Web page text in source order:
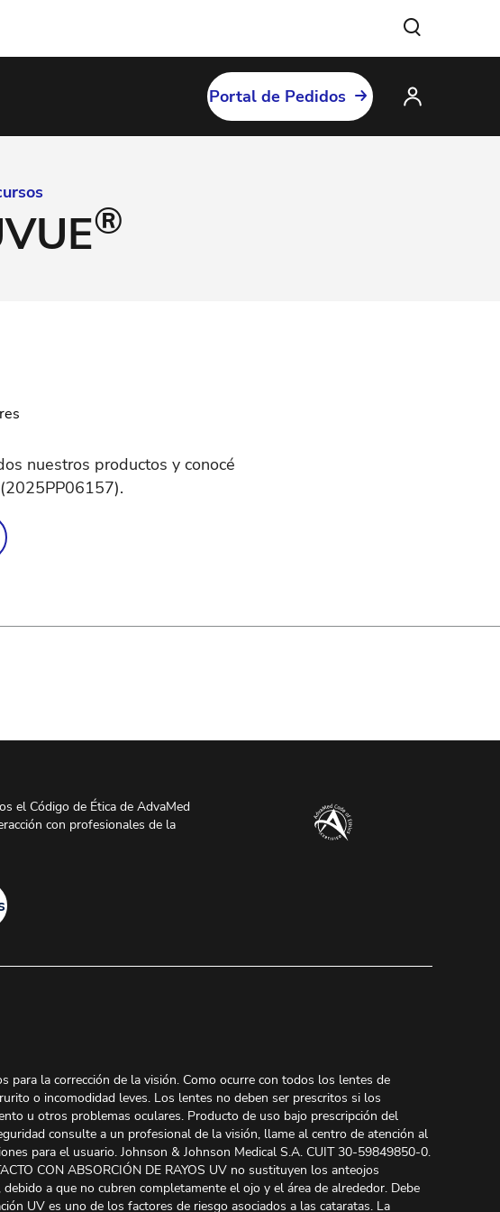
Portal de Pedidos
®
nuestros productos y conocé
el Código de Ética de AdvaMed
con profesionales de la
para la corrección de la visión. Como ocurre con todos los lentes de
o incomodidad leves. Los lentes no deben ser prescritos si los
u otros problemas oculares. Producto de uso bajo prescripción del
consulte a un profesional de la visión, llame al centro de atención al
para el usuario. Johnson & Johnson Medical S.A. CUIT 30-59849850-0.
CON ABSORCIÓN DE RAYOS UV no sustituyen los anteojos
a que no cubren completamente el ojo y el área de alrededor. Debe
UV es uno de los factores de riesgo asociados a las cataratas. La